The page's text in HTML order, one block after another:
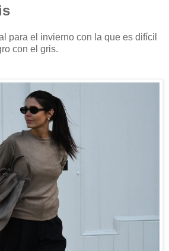
para el invierno con la que es difícil
con el gris.